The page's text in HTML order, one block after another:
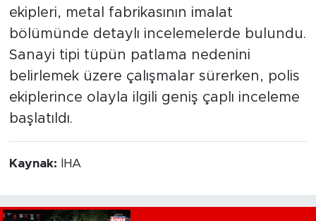
ekipleri, metal fabrikasının imalat
bölümünde detaylı incelemelerde bulundu.
Sanayi tipi tüpün patlama nedenini
belirlemek üzere çalışmalar sürerken, polis
ekiplerince olayla ilgili geniş çaplı inceleme
başlatıldı.
Kaynak: İHA